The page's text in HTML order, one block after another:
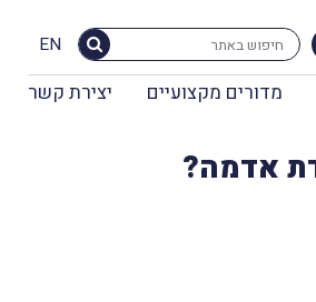
EN
מדורים מקצועיים יצירת קשר